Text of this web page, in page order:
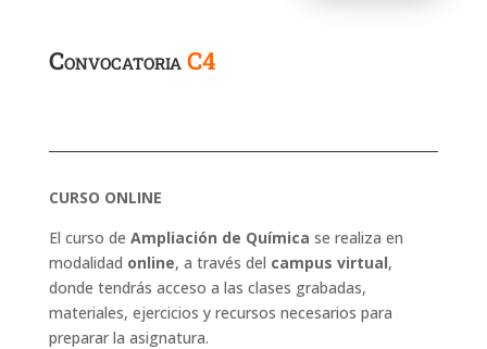
​ConvocatoriaC4
CURSO ONLINE
El curso de Ampliación de Química se realiza en
modalidad online, a través del campus virtual,
donde tendrás acceso a las clases grabadas,
materiales, ejercicios y recursos necesarios para
preparar la asignatura.